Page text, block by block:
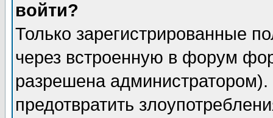
войти?
Только зарегистрированные
через встроенную в форум
разрешена
предотвратить